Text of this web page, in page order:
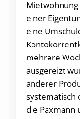
einer
eine
mehrere
ausgereizt
anderer
systematisch
die Paxmann